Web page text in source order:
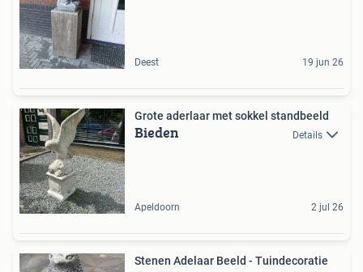
Deest 19 jun 26
Grote aderlaar met sokkel standbeeld
Bieden Details
Apeldoorn 2 jul 26
Stenen Adelaar Beeld - Tuindecoratie